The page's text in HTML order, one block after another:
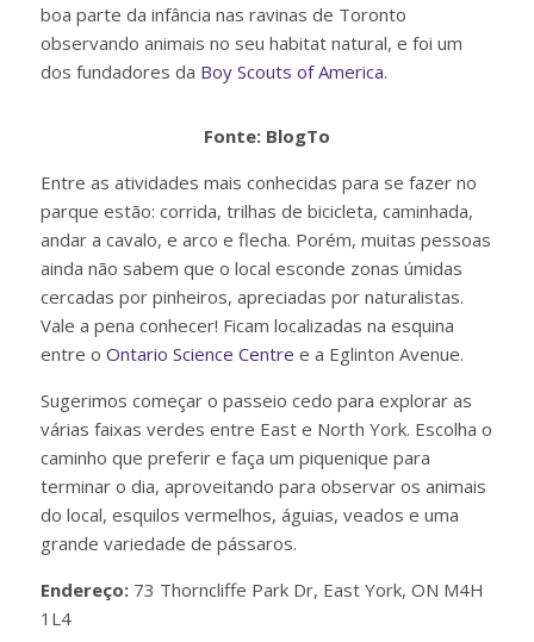
boa parte da infância nas ravinas de Toronto
observando animais no seu habitat natural, e foi um
dos fundadores da Boy Scouts of America.
Fonte: BlogTo
Entre as atividades mais conhecidas para se fazer no
parque estão: corrida, trilhas de bicicleta, caminhada,
andar a cavalo, e arco e flecha. Porém, muitas pessoas
ainda não sabem que o local esconde zonas úmidas
cercadas por pinheiros, apreciadas por naturalistas.
Vale a pena conhecer! Ficam localizadas na esquina
entre o Ontario Science Centre e a Eglinton Avenue.
Sugerimos começar o passeio cedo para explorar as
várias faixas verdes entre East e North York. Escolha o
caminho que preferir e faça um piquenique para
terminar o dia, aproveitando para observar os animais
do local, esquilos vermelhos, águias, veados e uma
grande variedade de pássaros.
Endereço: 73 Thorncliffe Park Dr, East York, ON M4H
1L4